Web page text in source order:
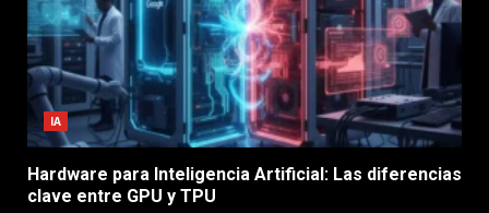
IA
Hardware para Inteligencia Artificial: Las diferencias
clave entre GPU y TPU